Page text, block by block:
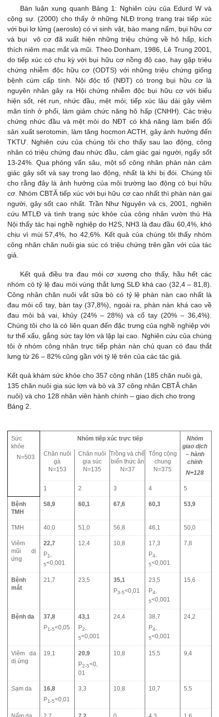
Bàn luận xung quanh Bảng 1: Nghiên cứu của Edurd W và
cộng sự. (2000) cho thấy ở những NLĐ trong trang trại tiếp xúc
với bụi lơ lửng (aeroslo) có vi sinh vật, bào mang nấm, bụi hữu cơ
và bụi vô cơ đã xuất hiện những triệu chứng về hô hấp, kích
thích niêm mạc mắt và mũi. Theo Donham, 1986, Lê Trung 2001,
do tiếp xúc có chu kỳ với bụi hữu cơ nồng độ cao, hay gặp triệu
chứng nhiễm độc hữu cơ (ODTS) với những triệu chứng giống
bệnh cúm cấp tính. Nội độc tố (NĐT) có trong bụi hữu cơ là
nguyên nhân gây ra Hội chứng nhiễm độc bụi hữu cơ với biểu
hiện sốt, rét run, nhức đầu, mệt mỏi; tiếp xúc lâu dài gây viêm
mãn tính ở phổi, làm giảm chức năng hô hấp (CNHH). Các triệu
chứng nhức đầu và mệt mỏi do NĐT có khả năng làm biến đổi
sản xuất serotomin, làm tăng hocmon ACTH, gây ảnh hưởng đến
TKTƯ. Nghiên cứu của chúng tôi cho thấy sau lao động, công
nhân có triệu chứng đau nhức đầu, cảm giác gai người, ngấy sốt
13-24%. Qua phỏng vấn sâu, một số công nhân phàn nàn cảm
giác gây sốt và say trong lao động, nhất là khi bị đói. Chúng tôi
cho rằng đây là ảnh hưởng của môi trường lao động có bụi hữu
cơ. Nhóm CBTĂ tiếp xúc với bụi hữu cơ cao nhất thì phàn nàn gai
người, gây sốt cao nhất. Trần Như Nguyên và cs, 2001, nghiên
cứu MTLĐ và tình trạng sức khỏe của công nhân vườn thú Hà
Nội thấy tác hại nghề nghiệp do H2S, NH3 là đau đầu 60,4%, khó
chịu vì mùi 57,4%, ho 42,6%. Kết quả của chúng tôi thấy nhóm
công nhân chăn nuôi gia súc có triệu chứng trên gần với của tác
giả.
Kết quả điều tra đau mỏi cơ xương cho thấy, hầu hết các
nhóm có tỷ lệ đau mỏi vùng thắt lưng SLĐ khá cao (32,4 – 81,8).
Công nhân chăn nuôi vắt sữa bò có tỷ lệ phàn nàn cao nhất là
đau mỏi cổ tay, bàn tay (37,8%), ngoài ra, phàn nàn khá cao về
đau mỏi bả vai, khủy (24% – 28%) và cổ tay (20% – 36,4%).
Chúng tôi cho là có liên quan đến đặc trưng của nghề nghiệp với
tư thế xấu, gắng sức tay lớn và lặp lại cao. Nghiên cứu của chúng
tôi ở nhóm công nhân trực tiếp phàn nàn chủ quan có đau thắt
lưng từ 26 – 82% cũng gần với tỷ lệ trên của các tác giả.
Kết quả khám sức khỏe cho 357 công nhân (185 chăn nuôi gà,
135 chăn nuôi gia súc lợn và bò và 37 công nhân CBTĂ chăn
nuôi) và cho 128 nhân viên hành chính – giao dịch cho trong
Bảng 2.
Sức
khỏe
N=503
Nhóm tiếp xúc trực tiếp
Nhóm
giao dịch
– hành
chính
N=128
Chăn nuôi
gà
N=153
Chăn nuôi
gia súc
N=135
Trồng và chế
biến thức ăn
N=37
Tổng cộng
chung
N=375
1 2 3 4 5
Bệnh
TMH
58,9 60,1 67,6 60,3 53,9
TMH 40,0 51,0 56,8 46,1 50,0
Viêm
mũi dị
ứng
22,7
P1-
5<0,001
12,4 10,8
17,3
P4-
5<0,001
7,8
Bệnh
mắt
21,7 23,5
35,1
P3-5<0,01
23,5
P4-
5<0,001
15,6
Bệnh da
37,8
P1-5<0,05
43,1
P2-
5<0,001
24,4
38,7
P4-
5<0,001
24,2
Viêm da
dị ứng
19,1
20,9
P2-5<0,
01
10,8 15,5 9,4
Sạm da
16,8
P1-5<0,01
3,3 10,8 10,7 5,5